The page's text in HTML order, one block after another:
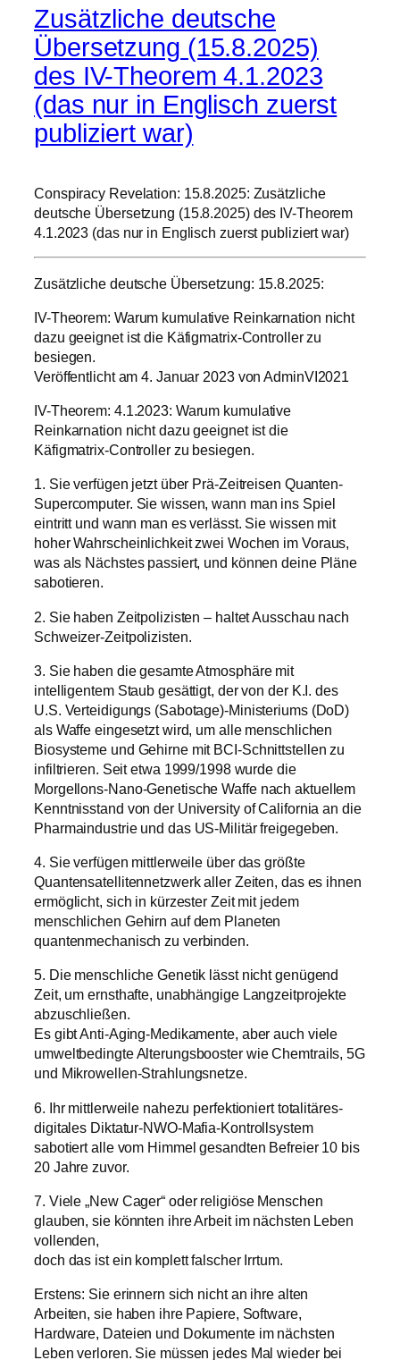
Zusätzliche deutsche
Übersetzung (15.8.2025)
des IV-Theorem 4.1.2023
(das nur in Englisch zuerst
publiziert war)
Conspiracy Revelation: 15.8.2025: Zusätzliche
deutsche Übersetzung (15.8.2025) des IV-Theorem
4.1.2023 (das nur in Englisch zuerst publiziert war)
Zusätzliche deutsche Übersetzung: 15.8.2025:
IV-Theorem: Warum kumulative Reinkarnation nicht
dazu geeignet ist die Käfigmatrix-Controller zu
besiegen.
Veröffentlicht am 4. Januar 2023 von AdminVI2021
IV-Theorem: 4.1.2023: Warum kumulative
Reinkarnation nicht dazu geeignet ist die
Käfigmatrix-Controller zu besiegen.
1. Sie verfügen jetzt über Prä-Zeitreisen Quanten-
Supercomputer. Sie wissen, wann man ins Spiel
eintritt und wann man es verlässt. Sie wissen mit
hoher Wahrscheinlichkeit zwei Wochen im Voraus,
was als Nächstes passiert, und können deine Pläne
sabotieren.
2. Sie haben Zeitpolizisten – haltet Ausschau nach
Schweizer-Zeitpolizisten.
3. Sie haben die gesamte Atmosphäre mit
intelligentem Staub gesättigt, der von der K.I. des
U.S. Verteidigungs (Sabotage)-Ministeriums (DoD)
als Waffe eingesetzt wird, um alle menschlichen
Biosysteme und Gehirne mit BCI-Schnittstellen zu
infiltrieren. Seit etwa 1999/1998 wurde die
Morgellons-Nano-Genetische Waffe nach aktuellem
Kenntnisstand von der University of California an die
Pharmaindustrie und das US-Militär freigegeben.
4. Sie verfügen mittlerweile über das größte
Quantensatellitennetzwerk aller Zeiten, das es ihnen
ermöglicht, sich in kürzester Zeit mit jedem
menschlichen Gehirn auf dem Planeten
quantenmechanisch zu verbinden.
5. Die menschliche Genetik lässt nicht genügend
Zeit, um ernsthafte, unabhängige Langzeitprojekte
abzuschließen.
Es gibt Anti-Aging-Medikamente, aber auch viele
umweltbedingte Alterungsbooster wie Chemtrails, 5G
und Mikrowellen-Strahlungsnetze.
6. Ihr mittlerweile nahezu perfektioniert totalitäres-
digitales Diktatur-NWO-Mafia-Kontrollsystem
sabotiert alle vom Himmel gesandten Befreier 10 bis
20 Jahre zuvor.
7. Viele „New Cager“ oder religiöse Menschen
glauben, sie könnten ihre Arbeit im nächsten Leben
vollenden,
doch das ist ein komplett falscher Irrtum.
Erstens: Sie erinnern sich nicht an ihre alten
Arbeiten, sie haben ihre Papiere, Software,
Hardware, Dateien und Dokumente im nächsten
Leben verloren. Sie müssen jedes Mal wieder bei